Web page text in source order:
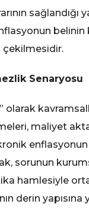
sağlandığı
belinin
çekilmesidir.
Senaryosu
maliyet
sorunun
hamlesiyle
derin